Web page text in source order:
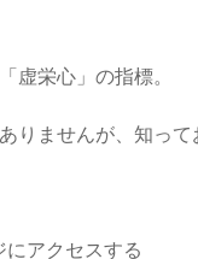
虚栄心」の指標。
りませんが、知っ
アクセスする